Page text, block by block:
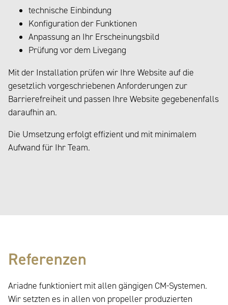
technische Einbindung
Konfiguration der Funktionen
Anpassung an Ihr Erscheinungsbild
Prüfung vor dem Livegang
Mit der Installation prüfen wir Ihre Website auf die
gesetzlich vorgeschriebenen Anforderungen zur
Barrierefreiheit und passen Ihre Website gegebenenfalls
daraufhin an.
Die Umsetzung erfolgt effizient und mit minimalem
Aufwand für Ihr Team.
Referenzen
Ariadne funktioniert mit allen gängigen CM-Systemen.
Wir setzten es in allen von propeller produzierten